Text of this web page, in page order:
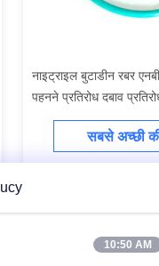
नाइट्राइल बुटाडीन रबर
पहनने प्रतिरोध दबाव
सबसे अच्छी
lucy
10:50 AM